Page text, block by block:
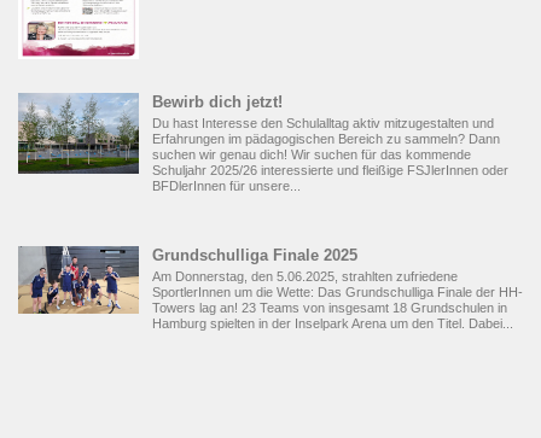
Bewirb dich jetzt!
Du hast Interesse den Schulalltag aktiv mitzugestalten und
Erfahrungen im pädagogischen Bereich zu sammeln? Dann
suchen wir genau dich! Wir suchen für das kommende
Schuljahr 2025/26 interessierte und fleißige FSJlerInnen oder
BFDlerInnen für unsere...
Grundschulliga Finale 2025
Am Donnerstag, den 5.06.2025, strahlten zufriedene
SportlerInnen um die Wette: Das Grundschulliga Finale der HH-
Towers lag an! 23 Teams von insgesamt 18 Grundschulen in
Hamburg spielten in der Inselpark Arena um den Titel. Dabei...